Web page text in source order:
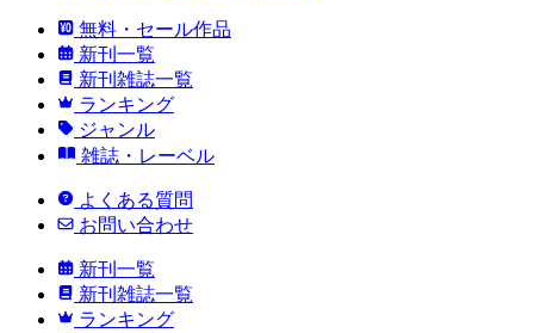
無料・セール作品
新刊一覧
新刊雑誌一覧
ランキング
ジャンル
雑誌・レーベル
よくある質問
お問い合わせ
新刊一覧
新刊雑誌一覧
ランキング